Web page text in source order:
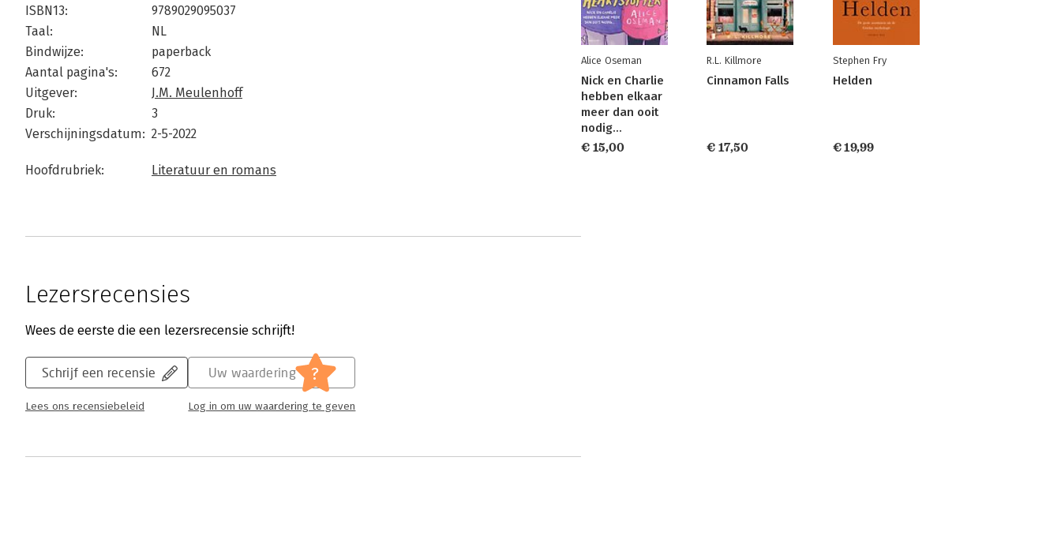
ISBN13:
9789029095037
Taal:
NL
Bindwijze:
paperback
Aantal pagina's:
672
Uitgever:
J.M. Meulenhoff
Druk:
3
Verschijningsdatum: 2-5-2022
Hoofdrubriek: Literatuur en romans
Lezersrecensies
Wees de eerste die een lezersrecensie schrijft!
Schrijf een recensie
Lees ons recensiebeleid
Uw waardering ?
Log in om uw waardering te geven
Alice Oseman
Nick en Charlie
hebben elkaar
meer dan ooit
nodig…
€ 15,00
R.L. Killmore
Cinnamon Falls
€ 17,50
Stephen Fry
Helden
€ 19,99